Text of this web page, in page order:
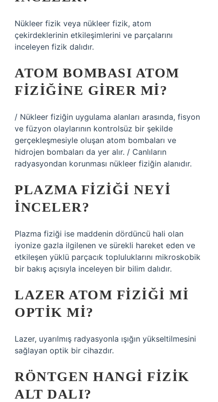
Nükleer fizik veya nükleer fizik, atom
çekirdeklerinin etkileşimlerini ve parçalarını
inceleyen fizik dalıdır.
ATOM BOMBASI ATOM
FIZIĞINE GIRER MI?
/ Nükleer fiziğin uygulama alanları arasında, fisyon
ve füzyon olaylarının kontrolsüz bir şekilde
gerçekleşmesiyle oluşan atom bombaları ve
hidrojen bombaları da yer alır. / Canlıların
radyasyondan korunması nükleer fiziğin alanıdır.
PLAZMA FIZIĞI NEYI
INCELER?
Plazma fiziği ise maddenin dördüncü hali olan
iyonize gazla ilgilenen ve sürekli hareket eden ve
etkileşen yüklü parçacık topluluklarını mikroskobik
bir bakış açısıyla inceleyen bir bilim dalıdır.
LAZER ATOM FIZIĞI MI
OPTIK MI?
Lazer, uyarılmış radyasyonla ışığın yükseltilmesini
sağlayan optik bir cihazdır.
RÖNTGEN HANGI FIZIK
ALT DALI?